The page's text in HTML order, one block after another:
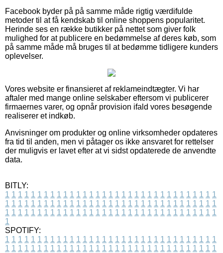
Facebook byder på på samme måde rigtig værdifulde
metoder til at få kendskab til online shoppens popularitet.
Herinde ses en række butikker på nettet som giver folk
mulighed for at publicere en bedømmelse af deres køb, som
på samme måde må bruges til at bedømme tidligere kunders
oplevelser.
Vores website er finansieret af reklameindtægter. Vi har
aftaler med mange online selskaber eftersom vi publicerer
firmaernes varer, og opnår provision ifald vores besøgende
realiserer et indkøb.
Anvisninger om produkter og online virksomheder opdateres
fra tid til anden, men vi påtager os ikke ansvaret for rettelser
der muligvis er lavet efter at vi sidst opdaterede de anvendte
data.
BITLY:
1 1 1 1 1 1 1 1 1 1 1 1 1 1 1 1 1 1 1 1 1 1 1 1 1 1 1 1 1 1 1 1 1
1 1 1 1 1 1 1 1 1 1 1 1 1 1 1 1 1 1 1 1 1 1 1 1 1 1 1 1 1 1 1 1 1
1 1 1 1 1 1 1 1 1 1 1 1 1 1 1 1 1 1 1 1 1 1 1 1 1 1 1 1 1 1 1 1 1
1
SPOTIFY:
1 1 1 1 1 1 1 1 1 1 1 1 1 1 1 1 1 1 1 1 1 1 1 1 1 1 1 1 1 1 1 1 1
1 1 1 1 1 1 1 1 1 1 1 1 1 1 1 1 1 1 1 1 1 1 1 1 1 1 1 1 1 1 1 1 1